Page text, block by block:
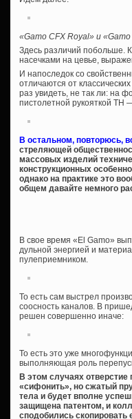
«Gamo CFX Royal» и
Здесь различий побольше.
насечками на цевье,
И напоследок со
отличаются от
раз увидеть, не так ли: на
пистолетной рукояткой ТН
В остальном, повторюсь,
стреляющей
массовых изделий
конструкционных
однако на практике это
общем давайте немного
В свое время «El Gamo»
дульной энергией и
пулеприемником.
То есть сам выстрел
соосность каналов. В
решен совершенно иначе:
То есть это уже
выполняющая роль
В этом случаях отверстие
«сифонить», но сжатый
тела и будет вполне
защищена патентом, и
сподобились скопировать